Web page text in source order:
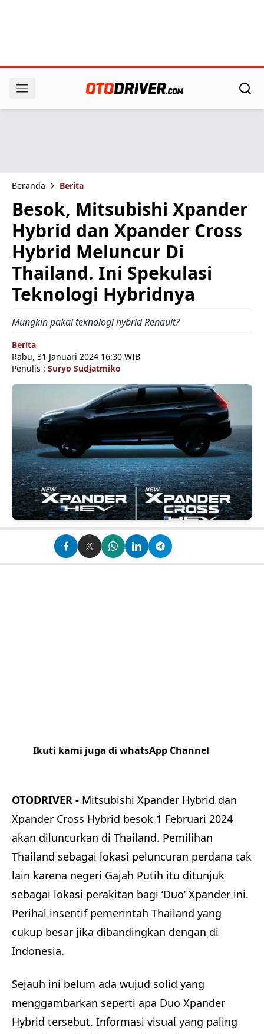
Beranda Berita
Besok, Mitsubishi Xpander
Hybrid dan Xpander Cross
Hybrid Meluncur Di
Thailand. Ini Spekulasi
Teknologi Hybridnya
Mungkin pakai teknologi hybrid Renault?
Berita
Rabu, 31 Januari 2024 16:30 WIB
Penulis : Suryo Sudjatmiko
Ikuti kami juga di whatsApp Channel
OTODRIVER - Mitsubishi Xpander Hybrid dan
Xpander Cross Hybrid besok 1 Februari 2024
akan diluncurkan di Thailand. Pemilihan
Thailand sebagai lokasi peluncuran perdana tak
lain karena negeri Gajah Putih itu ditunjuk
sebagai lokasi perakitan bagi ‘Duo’ Xpander ini.
Perihal insentif pemerintah Thailand yang
cukup besar jika dibandingkan dengan di
Indonesia.
Sejauh ini belum ada wujud solid yang
menggambarkan seperti apa Duo Xpander
Hybrid tersebut. Informasi visual yang paling